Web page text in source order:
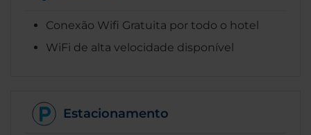
Conexão Wifi Gratuita por todo o hotel
WiFi de alta velocidade disponível
Estacionamento